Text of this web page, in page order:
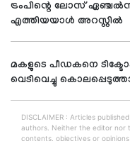
ട്രംപിന്റെ ലോസ്
എത്തിയയാള്‍ അറസ്റ്റില്‍
മകളുടെ പീഡകനെ
വെടിവെച്ചു
DISCLAIMER : Articles
authors. Neither the editor nor
contents, objectives or